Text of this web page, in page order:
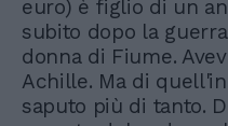
euro) è figlio di un
subito dopo la
donna di Fiume.
Achille. Ma di
saputo più di tanto.